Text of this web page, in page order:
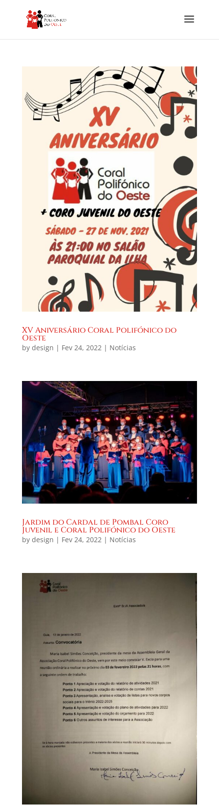
XV Aniversário Coral Polifónico do
Oeste
by design | Fev 24, 2022 | Notícias
Jardim do Cardal de Pombal Coro
Juvenil e Coral Polifónico do Oeste
by design | Fev 24, 2022| Notícias